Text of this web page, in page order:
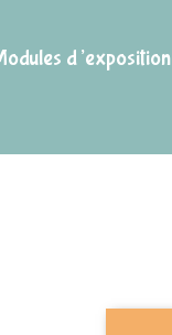
d’exposition